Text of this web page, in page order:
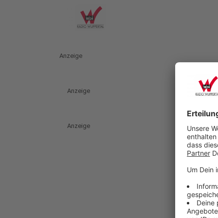
Anzeige
Anzeige
Anzeige